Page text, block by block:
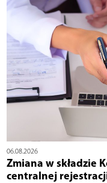
06.08.2026
Zmiana w składzie
centralnej